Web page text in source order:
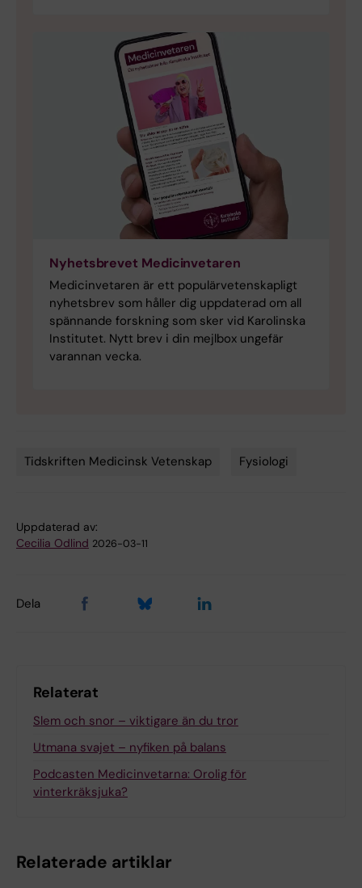
Nyhetsbrevet Medicinvetaren
Medicinvetaren är ett populärvetenskapligt
nyhetsbrev som håller dig uppdaterad om all
spännande forskning som sker vid Karolinska
Institutet. Nytt brev i din mejlbox ungefär
varannan vecka.
Tidskriften Medicinsk Vetenskap Fysiologi
Uppdaterad av:
Cecilia Odlind 2026-03-11
Dela
Relaterat
Slem och snor – viktigare än du tror
Utmana svajet – nyfiken på balans
Podcasten Medicinvetarna: Orolig för
vinterkräksjuka?
Relaterade artiklar